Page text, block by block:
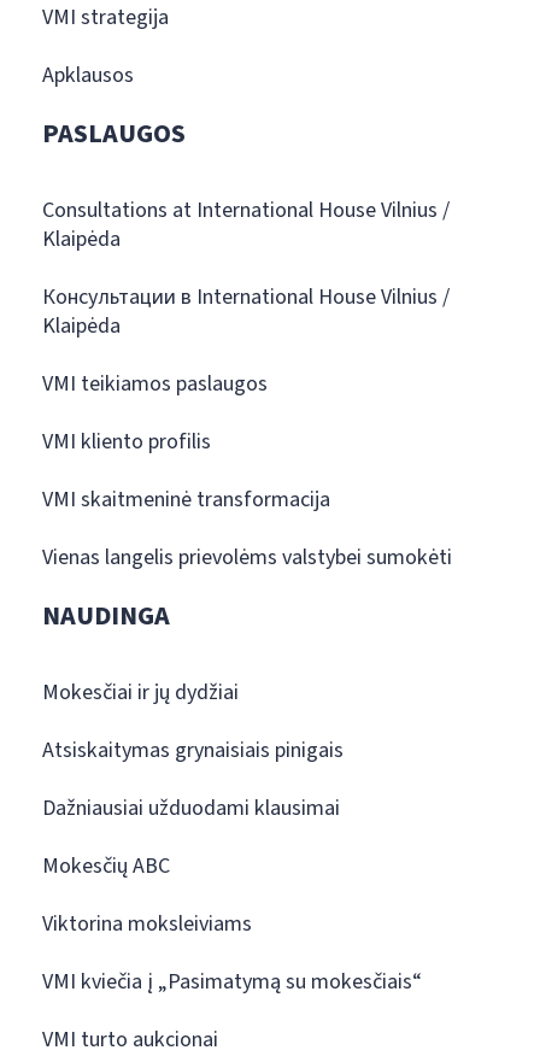
VMI strategija
Apklausos
PASLAUGOS
Consultations at International House Vilnius /
Klaipėda
Консультации в International House Vilnius /
Klaipėda
VMI teikiamos paslaugos
VMI kliento profilis
VMI skaitmeninė transformacija
Vienas langelis prievolėms valstybei sumokėti
NAUDINGA
Mokesčiai ir jų dydžiai
Atsiskaitymas grynaisiais pinigais
Dažniausiai užduodami klausimai
Mokesčių ABC
Viktorina moksleiviams
VMI kviečia į „Pasimatymą su mokesčiais“
VMI turto aukcionai